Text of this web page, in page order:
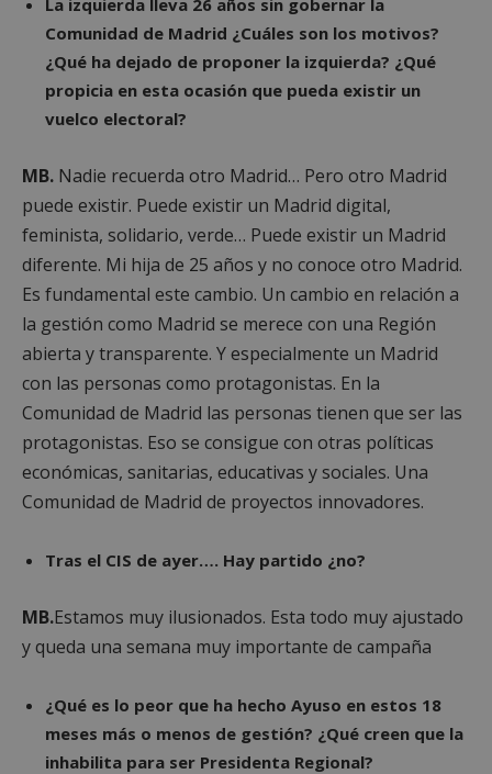
La izquierda lleva 26 años sin gobernar la
Comunidad de Madrid ¿Cuáles son los motivos?
¿Qué ha dejado de proponer la izquierda? ¿Qué
propicia en esta ocasión que pueda existir un
vuelco electoral?
MB. Nadie recuerda otro Madrid… Pero otro Madrid
puede existir. Puede existir un Madrid digital,
feminista, solidario, verde… Puede existir un Madrid
diferente. Mi hija de 25 años y no conoce otro Madrid.
Es fundamental este cambio. Un cambio en relación a
la gestión como Madrid se merece con una Región
abierta y transparente. Y especialmente un Madrid
con las personas como protagonistas. En la
Comunidad de Madrid las personas tienen que ser las
protagonistas. Eso se consigue con otras políticas
económicas, sanitarias, educativas y sociales. Una
Comunidad de Madrid de proyectos innovadores.
Tras el CIS de ayer…. Hay partido ¿no?
MB.Estamos muy ilusionados. Esta todo muy ajustado
y queda una semana muy importante de campaña
¿Qué es lo peor que ha hecho Ayuso en estos 18
meses más o menos de gestión? ¿Qué creen que la
inhabilita para ser Presidenta Regional?